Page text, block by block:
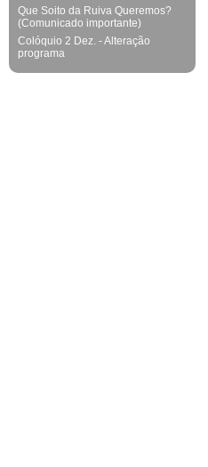
Que Soito da Ruiva Queremos?
(Comunicado importante)
Colóquio 2 Dez. - Alteração
programa